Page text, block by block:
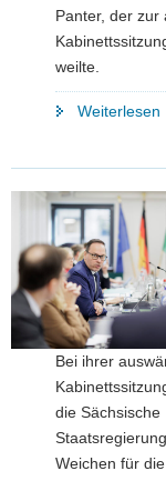
Panter, der zur
weilte.
Weiterlesen
Bei ihrer
die Sächsische
Weichen für die